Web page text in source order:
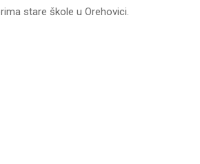
stare škole u Orehovici.